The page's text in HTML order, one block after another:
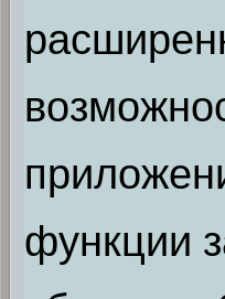
функции